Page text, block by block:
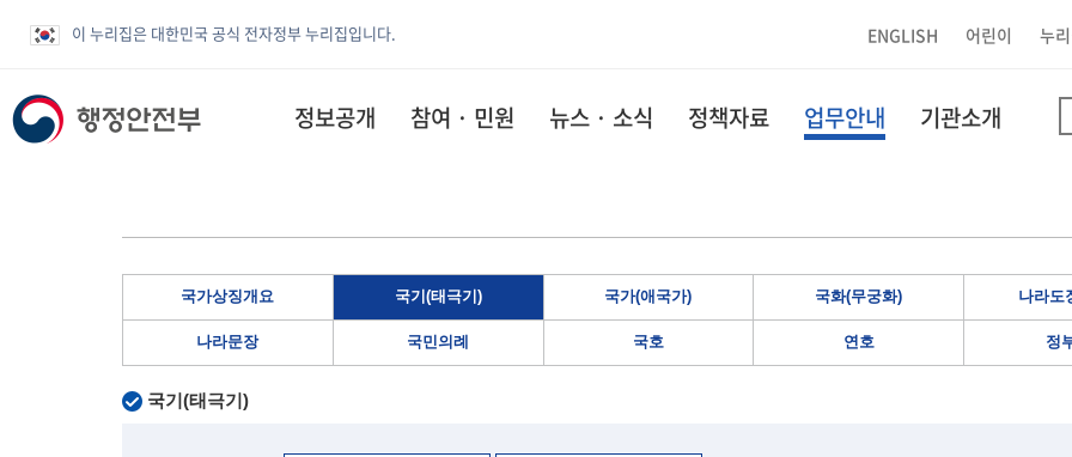
이 누리집은 대한민국 공식 전자정부 누리집입니다. ENGLISH 어린이 누
정보공개 참여 · 민원 뉴스 · 소식 정책자료 업무안내 기관소개
국가상징개요 국기(태극기) 국가(애국가) 국화(무궁화) 나라도
나라문장 국민의례 국호 연호 정
국기(태극기)